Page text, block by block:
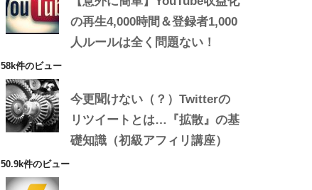
の再生4,000時間＆登録者1,000
人ルールは全く問題ない！
58k件のビュー
今更聞けない（？）Twitterの
リツイートとは…『拡散』の基
礎知識（初級アフィリ講座）
50.9k件のビュー